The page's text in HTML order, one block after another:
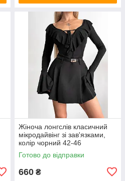
Жіноча лонгслів класичний
мікродайвінг зі зав'язками,
колір чорний 42-46
Готово до відправки
660 ₴